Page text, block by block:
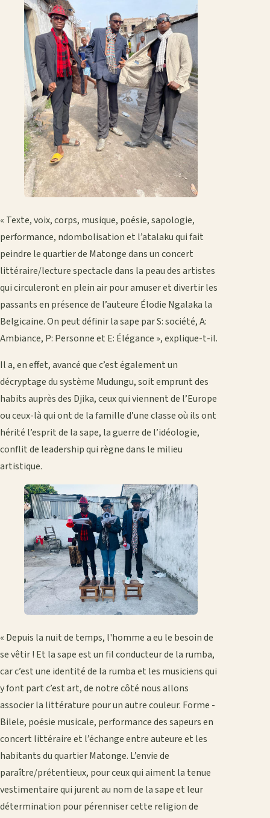
« Texte, voix, corps, musique, poésie, sapologie,
performance, ndombolisation et l’atalaku qui fait
peindre le quartier de Matonge dans un concert
littéraire/lecture spectacle dans la peau des artistes
qui circuleront en plein air pour amuser et divertir les
passants en présence de l’auteure Élodie Ngalaka la
Belgicaine. On peut définir la sape par S: société, A:
Ambiance, P: Personne et E: Élégance », explique-t-il.
Il a, en effet, avancé que c’est également un
décryptage du système Mudungu, soit emprunt des
habits auprès des Djika, ceux qui viennent de l’Europe
ou ceux-là qui ont de la famille d’une classe où ils ont
hérité l’esprit de la sape, la guerre de l’idéologie,
conflit de leadership qui règne dans le milieu
artistique.
« Depuis la nuit de temps, l'homme a eu le besoin de
se vêtir ! Et la sape est un fil conducteur de la rumba,
car c’est une identité de la rumba et les musiciens qui
y font part c’est art, de notre côté nous allons
associer la littérature pour un autre couleur. Forme -
Bilele, poésie musicale, performance des sapeurs en
concert littéraire et l’échange entre auteure et les
habitants du quartier Matonge. L’envie de
paraître/prétentieux, pour ceux qui aiment la tenue
vestimentaire qui jurent au nom de la sape et leur
détermination pour pérenniser cette religion de